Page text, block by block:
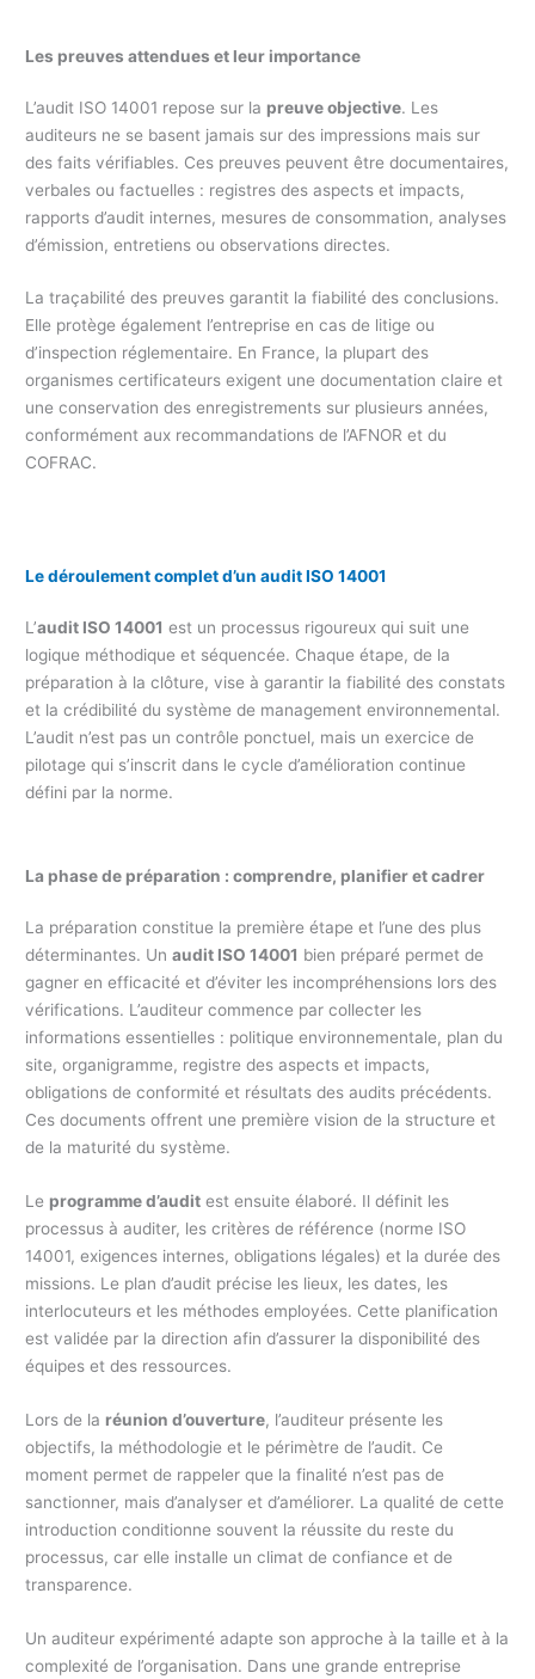
Les preuves attendues et leur importance
L’audit ISO 14001 repose sur la preuve objective. Les
auditeurs ne se basent jamais sur des impressions mais sur
des faits vérifiables. Ces preuves peuvent être documentaires,
verbales ou factuelles : registres des aspects et impacts,
rapports d’audit internes, mesures de consommation, analyses
d’émission, entretiens ou observations directes.
La traçabilité des preuves garantit la fiabilité des conclusions.
Elle protège également l’entreprise en cas de litige ou
d’inspection réglementaire. En France, la plupart des
organismes certificateurs exigent une documentation claire et
une conservation des enregistrements sur plusieurs années,
conformément aux recommandations de l’AFNOR et du
COFRAC.
Le déroulement complet d’un audit ISO 14001
L’audit ISO 14001 est un processus rigoureux qui suit une
logique méthodique et séquencée. Chaque étape, de la
préparation à la clôture, vise à garantir la fiabilité des constats
et la crédibilité du système de management environnemental.
L’audit n’est pas un contrôle ponctuel, mais un exercice de
pilotage qui s’inscrit dans le cycle d’amélioration continue
défini par la norme.
La phase de préparation : comprendre, planifier et cadrer
La préparation constitue la première étape et l’une des plus
déterminantes. Unaudit ISO 14001 bien préparé permet de
gagner en efficacité et d’éviter les incompréhensions lors des
vérifications. L’auditeur commence par collecter les
informations essentielles : politique environnementale, plan du
site, organigramme, registre des aspects et impacts,
obligations de conformité et résultats des audits précédents.
Ces documents offrent une première vision de la structure et
de la maturité du système.
Le programme d’audit est ensuite élaboré. Il définit les
processus à auditer, les critères de référence (norme ISO
14001, exigences internes, obligations légales) et la durée des
missions. Le plan d’audit précise les lieux, les dates, les
interlocuteurs et les méthodes employées. Cette planification
est validée par la direction afin d’assurer la disponibilité des
équipes et des ressources.
Lors de la réunion d’ouverture, l’auditeur présente les
objectifs, la méthodologie et le périmètre de l’audit. Ce
moment permet de rappeler que la finalité n’est pas de
sanctionner, mais d’analyser et d’améliorer. La qualité de cette
introduction conditionne souvent la réussite du reste du
processus, car elle installe un climat de confiance et de
transparence.
Un auditeur expérimenté adapte son approche à la taille et à la
complexité de l’organisation. Dans une grande entreprise